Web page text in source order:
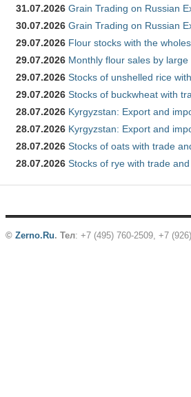
31.07.2026 Grain Trading on Russian
30.07.2026 Grain Trading on Russian
29.07.2026 Flour stocks with the
29.07.2026 Monthly flour sales by
29.07.2026 Stocks of unshelled rice
29.07.2026 Stocks of buckwheat with
28.07.2026 Kyrgyzstan: Export and
28.07.2026 Kyrgyzstan: Export and
28.07.2026 Stocks of oats with trade
28.07.2026 Stocks of rye with trade
© Zerno.Ru. Тел: +7 (495) 760-2509, +7